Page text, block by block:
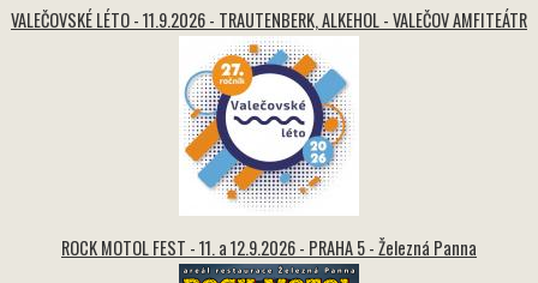
VALEČOVSKÉ LÉTO - 11.9.2026 - TRAUTENBERK, ALKEHOL - VALEČOV AMFITEÁTR
ROCK MOTOL FEST - 11. a 12.9.2026 - PRAHA 5 - Železná Panna